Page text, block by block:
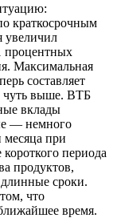
краткосрочным
увеличил
процентных
Максимальная
составляет
чуть выше. ВТБ
вклады
— немного
при
периода
продуктов,
сроки.
что
время.